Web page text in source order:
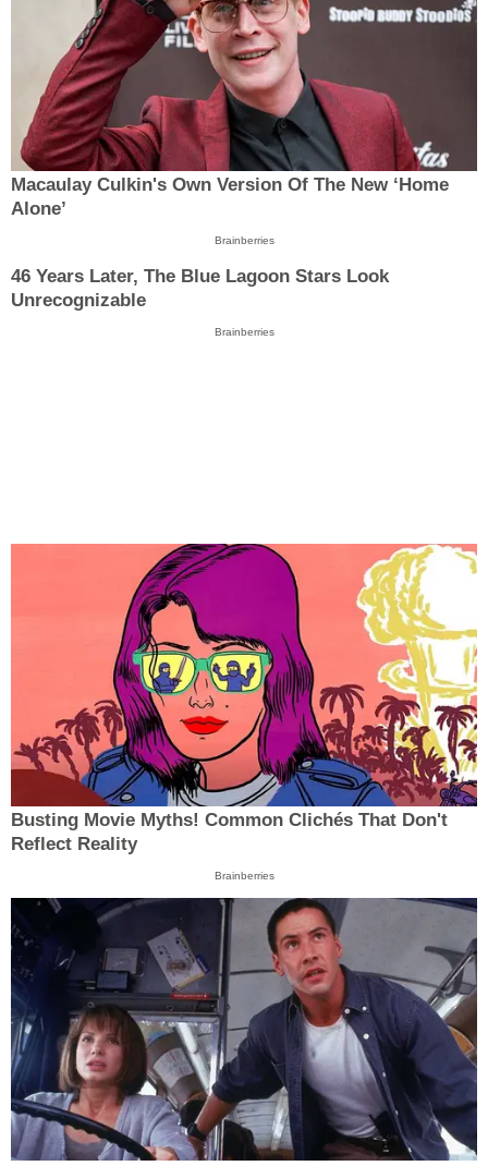
Macaulay Culkin's Own Version Of The New ‘Home
Alone’
Brainberries
46 Years Later, The Blue Lagoon Stars Look
Unrecognizable
Brainberries
Busting Movie Myths! Common Clichés That Don't
Reflect Reality
Brainberries